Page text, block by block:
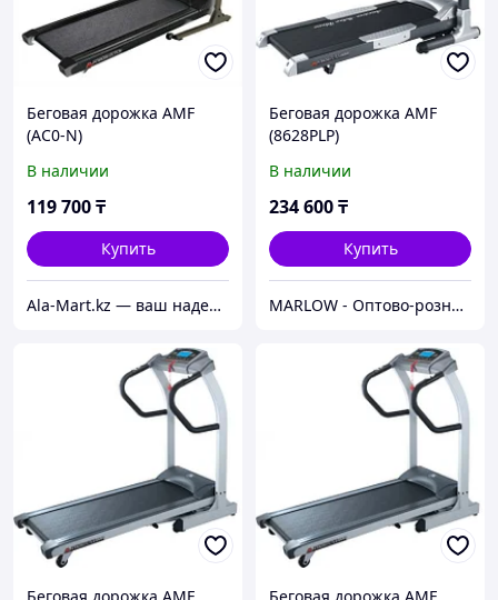
Беговая дорожка AMF
(AC0-N)
В наличии
119 700₸
Купить
Ala-Mart.kz — ваш надежный партнер в мире качественных товаров.
Беговая дорожка AMF
(8628PLP)
В наличии
234 600₸
Купить
MARLOW - Оптово-розничный склад.